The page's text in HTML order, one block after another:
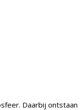
Daarbij ontstaan